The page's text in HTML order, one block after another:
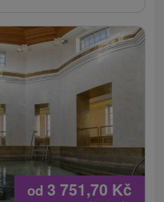
od 3 751,70 Kč